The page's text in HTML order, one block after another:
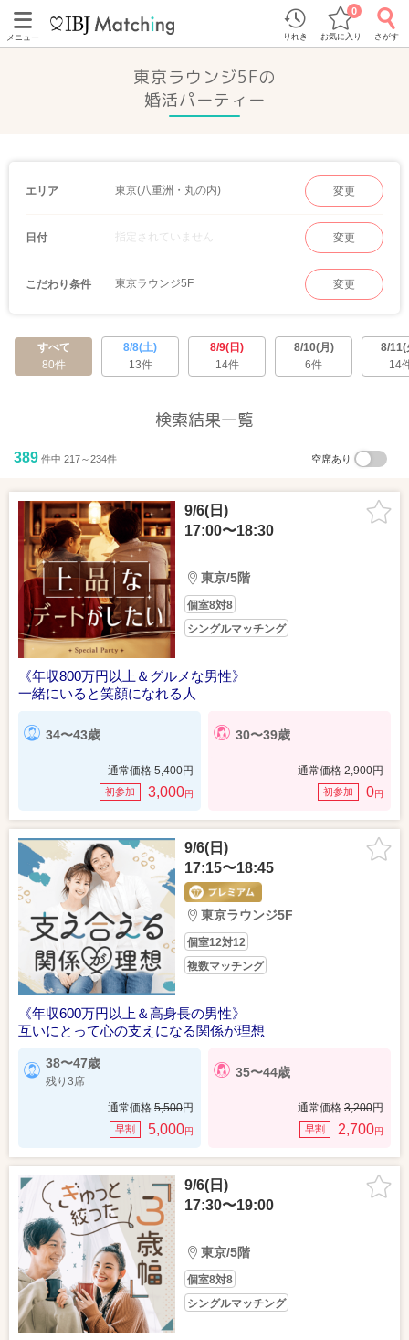
メニュー りれき お気に入り
0
さがす
東京ラウンジ5Fの
婚活パーティー
エリア 東京(八重洲・丸の内) 変更
日付 指定されていません 変更
こだわり条件 東京ラウンジ5F 変更
すべて
80件
8/8(土)
13件
8/9(日)
14件
8/10(月)
6件
8/11(
14
検索結果一覧
389 件中 217～234件 空席あり
9/6(日)
17:00〜18:30
東京/5階
個室8対8
シングルマッチング
《年収800万円以上＆グルメな男性》
一緒にいると笑顔になれる人
34〜43歳
通常価格 5,400円
初参加 3,000円
30〜39歳
通常価格 2,900円
初参加 0円
9/6(日)
17:15〜18:45
東京ラウンジ5F
個室12対12
複数マッチング
《年収600万円以上＆高身長の男性》
互いにとって心の支えになる関係が理想
38〜47歳
残り3席
通常価格 5,500円
早割 5,000円
35〜44歳
通常価格 3,200円
早割 2,700円
9/6(日)
17:30〜19:00
東京/5階
個室8対8
シングルマッチング